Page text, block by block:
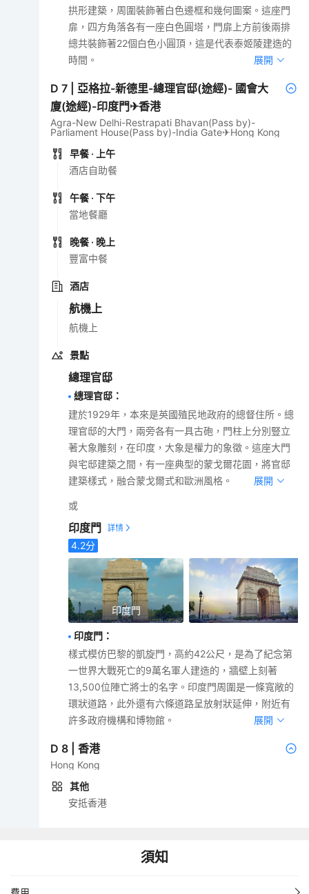
拱形建築，周圍裝飾著白色邊框和幾何圖案。這座門
扉，四方角落各有一座白色圓塔，門扉上方前後兩排
總共裝飾著22個白色小圓頂，這是代表泰姬陵建造的
時間。
展開
D7
亞格拉-新德里-總理官邸(途經)- 國會大
廈(途經)-印度門✈香港
Agra-New Delhi-Restrapati Bhavan(Pass by)-
Parliament House(Pass by)-India Gate✈Hong Kong
早餐 · 上午
酒店自助餐
午餐 · 下午
當地餐廳
晚餐 · 晚上
豐富中餐
酒店
航機上
航機上
景點
總理官邸
總理官邸 ：
建於1929年，本來是英國殖民地政府的總督住所。總
理官邸的大門，兩旁各有一具古砲，門柱上分別豎立
著大象雕刻，在印度，大象是權力的象徵。這座大門
與宅邸建築之間，有一座典型的蒙戈爾花園，將官邸
建築樣式，融合蒙戈爾式和歐洲風格。
展開
或
印度門
4.2分
印度門
印度門 ：
樣式模仿巴黎的凱旋門，高約42公尺，是為了紀念第
一世界大戰死亡的9萬名軍人建造的，牆壁上刻著
13,500位陣亡將士的名字。印度門周圍是一條寬敞的
環狀道路，此外還有六條道路呈放射狀延伸，附近有
許多政府機構和博物館。
展開
D 8 |香港
Hong Kong
其他
安抵香港
須知